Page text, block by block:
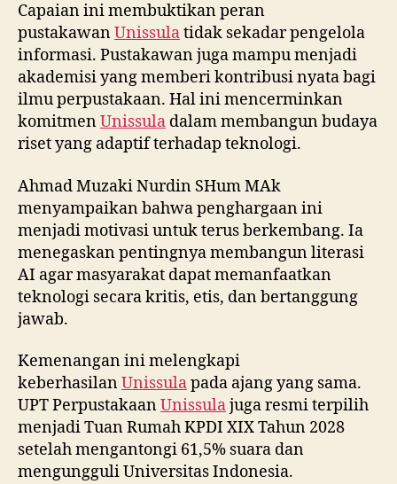
Capaian ini membuktikan peran
pustakawanUnissulatidak sekadar pengelola
informasi. Pustakawan juga mampu menjadi
akademisi yang memberi kontribusi nyata bagi
ilmu perpustakaan. Hal ini mencerminkan
komitmenUnissula dalam membangun budaya
riset yang adaptif terhadap teknologi.
Ahmad Muzaki Nurdin SHum MAk
menyampaikan bahwa penghargaan ini
menjadi motivasi untuk terus berkembang. Ia
menegaskan pentingnya membangun literasi
AI agar masyarakat dapat memanfaatkan
teknologi secara kritis, etis, dan bertanggung
jawab.
Kemenangan ini melengkapi
keberhasilanUnissulapada ajang yang sama.
UPT PerpustakaanUnissulajuga resmi terpilih
menjadi Tuan Rumah KPDI XIX Tahun 2028
setelah mengantongi 61,5% suara dan
mengungguli Universitas Indonesia.